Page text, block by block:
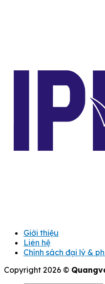
Giới thiệu
Liên hệ
Chính sách đại lý &
Copyright 2026 ©